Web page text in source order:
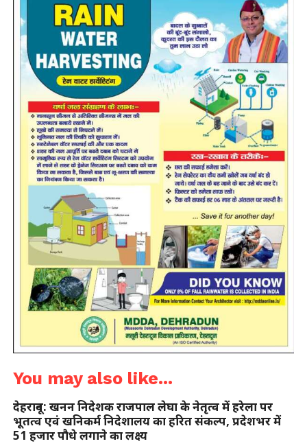
You may also like...
देहरादून: खनन निदेशक राजपाल लेघा के नेतृत्व में हरेला पर
भूतत्व एवं खनिकर्म निदेशालय का हरित संकल्प, प्रदेशभर में
51 हजार पौधे लगाने का लक्ष्य